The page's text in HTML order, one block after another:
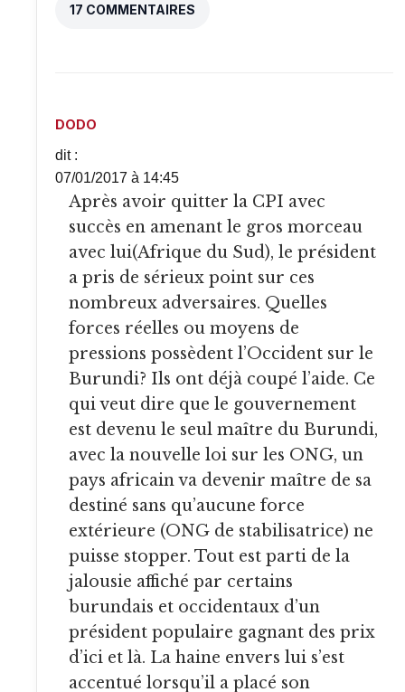
17 COMMENTAIRES
DODO
dit :
07/01/2017 à 14:45
Après avoir quitter la CPI avec
succès en amenant le gros morceau
avec lui(Afrique du Sud), le président
a pris de sérieux point sur ces
nombreux adversaires. Quelles
forces réelles ou moyens de
pressions possèdent l’Occident sur le
Burundi? Ils ont déjà coupé l’aide. Ce
qui veut dire que le gouvernement
est devenu le seul maître du Burundi,
avec la nouvelle loi sur les ONG, un
pays africain va devenir maître de sa
destiné sans qu’aucune force
extérieure (ONG de stabilisatrice) ne
puisse stopper. Tout est parti de la
jalousie affiché par certains
burundais et occidentaux d’un
président populaire gagnant des prix
d’ici et là. La haine envers lui s’est
accentué lorsqu’il a placé son